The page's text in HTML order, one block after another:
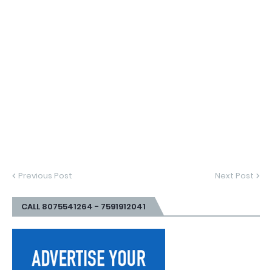
Previous Post Next Post
CALL 8075541264 - 7591912041